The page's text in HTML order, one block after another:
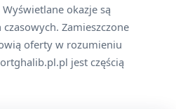
okazje są
Zamieszczone
oferty w rozumieniu
jest częścią